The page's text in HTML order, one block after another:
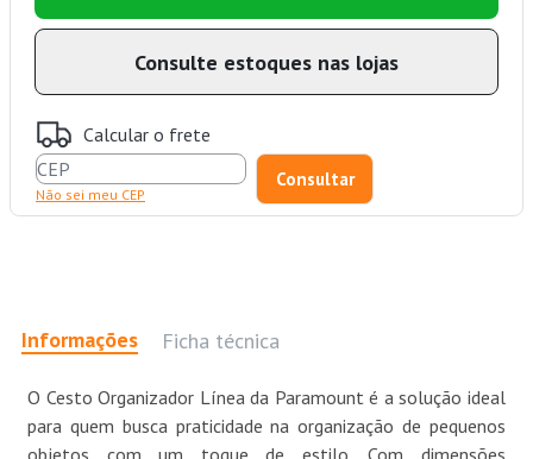
Consulte estoques nas lojas
Calcular o frete
Não sei meu CEP
Informações Ficha técnica
O Cesto Organizador Línea da Paramount é a solução ideal
para quem busca praticidade na organização de pequenos